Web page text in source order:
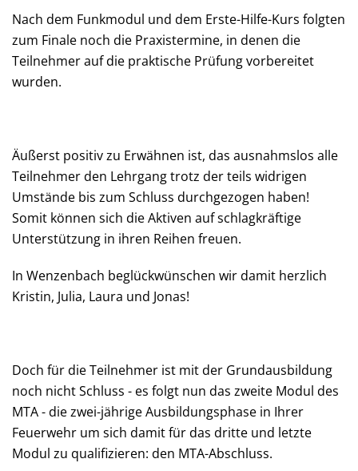
Nach dem Funkmodul und dem Erste-Hilfe-Kurs folgten
zum Finale noch die Praxistermine, in denen die
Teilnehmer auf die praktische Prüfung vorbereitet
wurden.
Äußerst positiv zu Erwähnen ist, das ausnahmslos alle
Teilnehmer den Lehrgang trotz der teils widrigen
Umstände bis zum Schluss durchgezogen haben!
Somit können sich die Aktiven auf schlagkräftige
Unterstützung in ihren Reihen freuen.
In Wenzenbach beglückwünschen wir damit herzlich
Kristin, Julia, Laura und Jonas!
Doch für die Teilnehmer ist mit der Grundausbildung
noch nicht Schluss - es folgt nun das zweite Modul des
MTA - die zwei-jährige Ausbildungsphase in Ihrer
Feuerwehr um sich damit für das dritte und letzte
Modul zu qualifizieren: den MTA-Abschluss.